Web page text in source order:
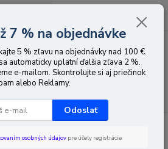
Menu
0,00 EUR
7 % na objednávke
5 % zľavu na objednávky nad 100 €.
automaticky uplatní ďalšia zľava 2 %.
e-mailom. Skontrolujte si aj priečinok
alebo Reklamy.
Odoslať
osobných údajov pre účely registrácie.